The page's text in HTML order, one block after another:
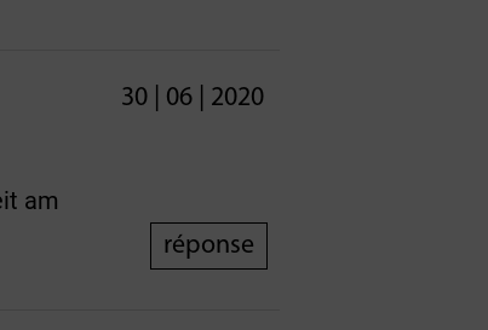
30 | 06 | 2020
am
réponse